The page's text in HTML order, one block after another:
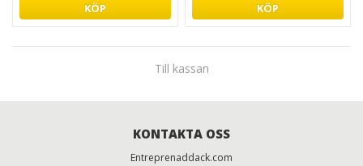
KÖP KÖP
Till kassan
KONTAKTA OSS
Entreprenaddack.com